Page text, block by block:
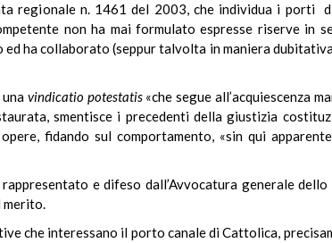
regionale n. 1461 del 2003, che individua i porti
non ha mai formulato espresse riserve in
ha collaborato (seppur talvolta in maniera
unavindicatio potestatis«che segue all’acquiescenza
smentisce i precedenti della giustizia
fidando sul comportamento, «sin qui
e difeso dall’Avvocatura generale dello
merito.
che interessano il porto canale di Cattolica,